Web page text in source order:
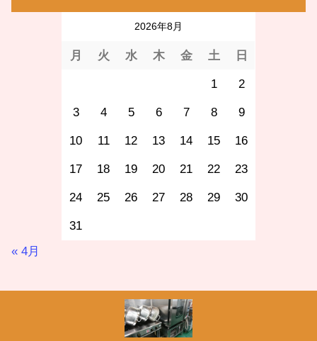
2026年8月
月 火 水 木 金 土 日
1 2
3 4 5 6 7 8 9
10 11 12 13 14 15 16
17 18 19 20 21 22 23
24 25 26 27 28 29 30
31
« 4月